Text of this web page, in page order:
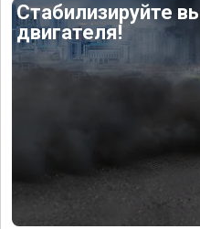
Стабилизируйте
двигателя!